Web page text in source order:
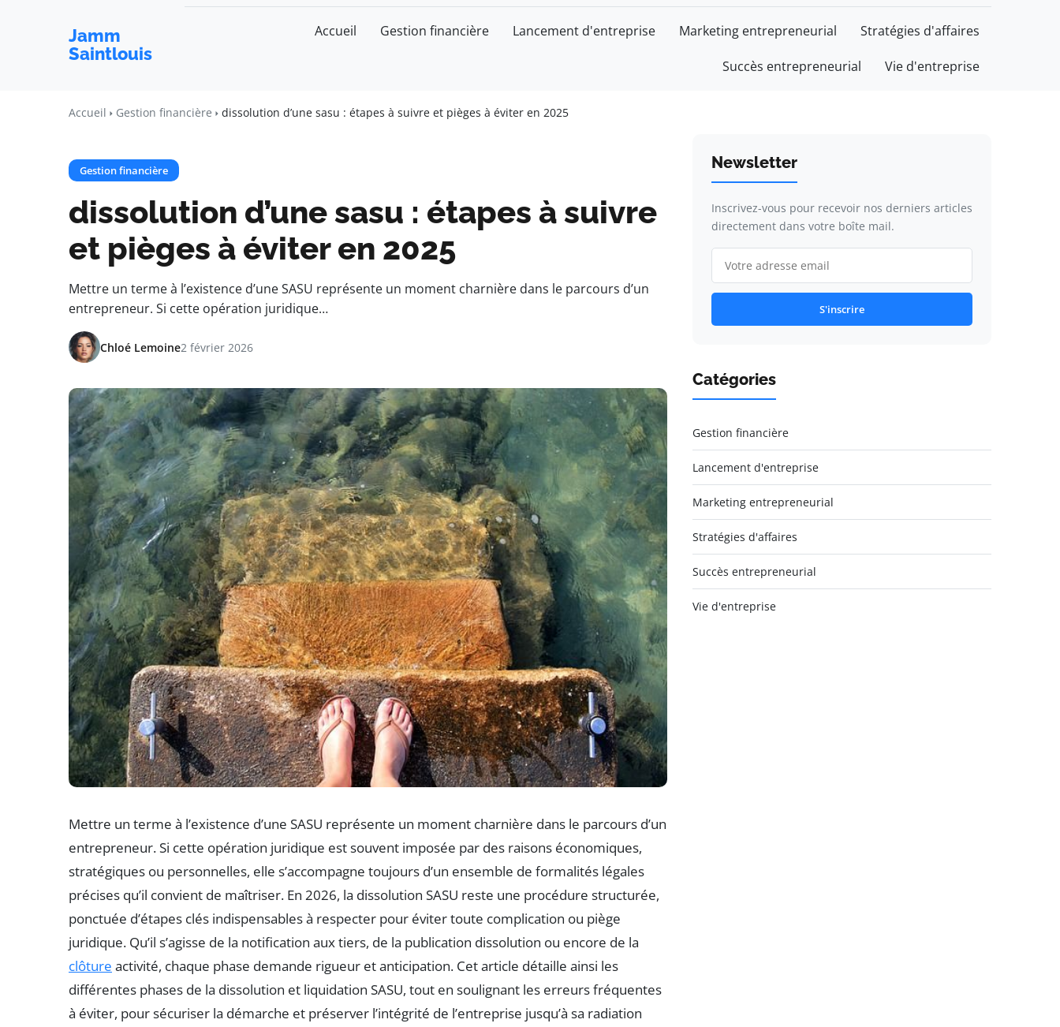
Jamm
Saintlouis
Accueil Gestion financière Lancement d'entreprise Marketing entrepreneurial Stratégies d'affaires
Succès entrepreneurial Vie d'entreprise
Accueil Gestion financière dissolution d’une sasu : étapes à suivre et pièges à éviter en 2025
Gestion financière
dissolution d’une sasu : étapes à suivre
et pièges à éviter en 2025
Mettre un terme à l’existence d’une SASU représente un moment charnière dans le parcours d’un
entrepreneur. Si cette opération juridique…
Chloé Lemoine2 février 2026
Mettre un terme à l’existence d’une SASU représente un moment charnière dans le parcours d’un
entrepreneur. Si cette opération juridique est souvent imposée par des raisons économiques,
stratégiques ou personnelles, elle s’accompagne toujours d’un ensemble de formalités légales
précises qu’il convient de maîtriser. En 2026, la dissolution SASU reste une procédure structurée,
ponctuée d’étapes clés indispensables à respecter pour éviter toute complication ou piège
juridique. Qu’il s’agisse de la notification aux tiers, de la publication dissolution ou encore de la
clôture activité, chaque phase demande rigueur et anticipation. Cet article détaille ainsi les
différentes phases de la dissolution et liquidation SASU, tout en soulignant les erreurs fréquentes
à éviter, pour sécuriser la démarche et préserver l’intégrité de l’entreprise jusqu’à sa radiation
Newsletter
Inscrivez-vous pour recevoir nos derniers articles
directement dans votre boîte mail.
S'inscrire
Catégories
Gestion financière
Lancement d'entreprise
Marketing entrepreneurial
Stratégies d'affaires
Succès entrepreneurial
Vie d'entreprise